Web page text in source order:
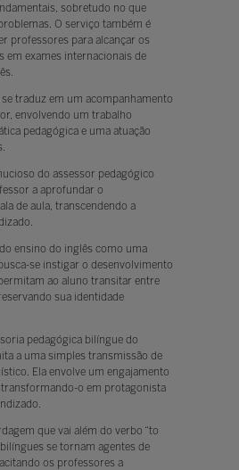
sobretudo no que
O serviço também é
professores para alcançar os
em exames internacionais de
se traduz em um acompanhamento
envolvendo um trabalho
pedagógica e uma atuação
do assessor pedagógico
a aprofundar o
de aula, transcendendo a
ensino do inglês como uma
se instigar o desenvolvimento
ao aluno transitar entre
sua identidade
pedagógica bilíngue do
a uma simples transmissão de
Ela envolve um engajamento
o em protagonista
que vai além do verbo “to
se tornam agentes de
os professores a